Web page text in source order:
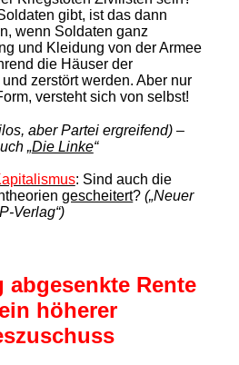
gibt, ist das dann
wenn Soldaten ganz
und Kleidung von der Armee
die Häuser der
zerstört werden. Aber nur
versteht sich von selbst!
aber Partei ergreifend) –
„Die Linke“
: Sind auch die
gescheitert?(„Neuer
Verlag“)
abgesenkte Rente
höherer